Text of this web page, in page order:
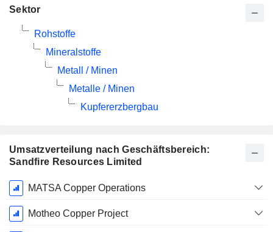
Umsatzverteilung nach Geschäftsbereich:
Sandfire Resources Limited
Ende d.
Geschäftsjahres:
Juni
MATSA Copper Operations
Motheo Copper Project
Sektor
Rohstoffe
Mineralstoffe
Metall / Minen
Metalle / Minen
Kupfererzbergbau